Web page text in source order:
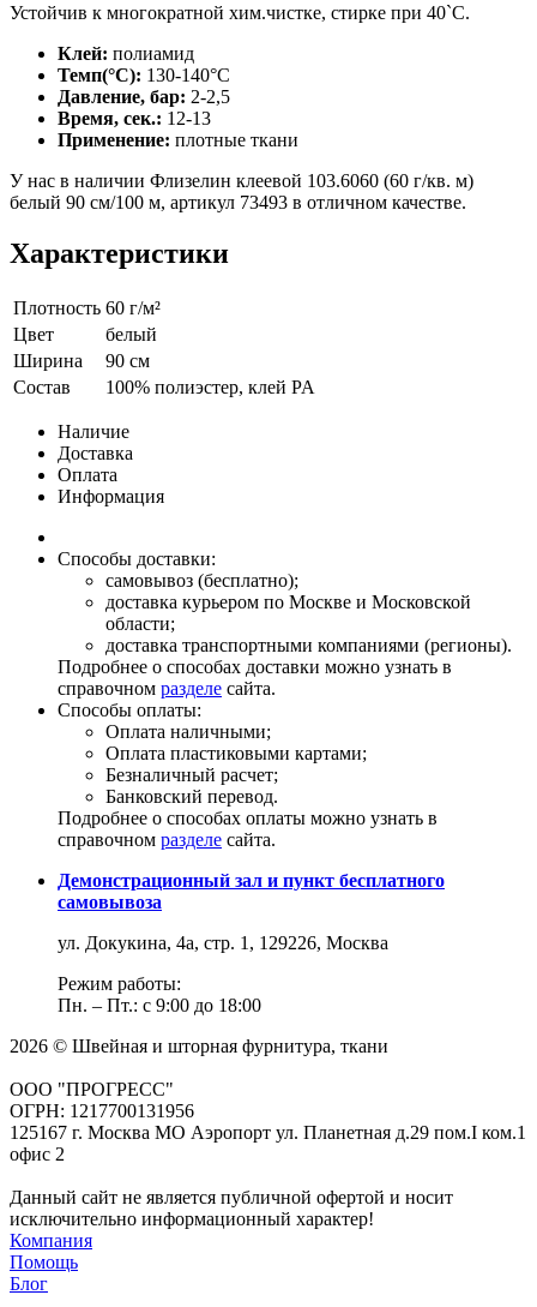
Устойчив к многократной хим.чистке, стирке при 40`C.
Клей: полиамид
Темп(°С): 130-140°С
Давление, бар: 2-2,5
Время, сек.: 12-13
Применение: плотные ткани
У нас в наличии Флизелин клеевой 103.6060 (60 г/кв. м)
белый 90 см/100 м, артикул 73493 в отличном качестве.
Характеристики
Плотность 60 г/м²
Цвет
белый
Ширина
90 см
Состав
100% полиэстер, клей PA
Наличие
Доставка
Оплата
Информация
Способы доставки:
самовывоз (бесплатно);
доставка курьером по Москве и Московской
области;
доставка транспортными компаниями (регионы).
Подробнее о способах доставки можно узнать в
справочном разделе сайта.
Способы оплаты:
Оплата наличными;
Оплата пластиковыми картами;
Безналичный расчет;
Банковский перевод.
Подробнее о способах оплаты можно узнать в
справочном разделе сайта.
Демонстрационный зал и пункт бесплатного
самовывоза
ул. Докукина, 4а, стр. 1, 129226, Москва
Режим работы:
Пн. – Пт.: с 9:00 до 18:00
2026 © Швейная и шторная фурнитура, ткани
ООО "ПРОГРЕСС"
ОГРН: 1217700131956
125167 г. Москва МО Аэропорт ул. Планетная д.29 пом.I ком.1
офис 2
Данный сайт не является публичной офертой и носит
исключительно информационный характер!
Компания
Помощь
Блог